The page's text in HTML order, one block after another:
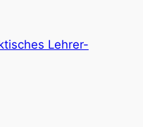
Lehrer-